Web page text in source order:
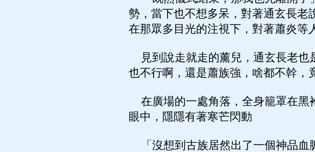
勢，當下也不想多呆，對著通玄長老
在那眾多目光的注視下，對著蕭炎等
見到說走就走的薰兒，通玄長老也
也不行啊，還是蕭族強，啥都不幹
在廣場的一處角落，全身籠罩在黑
眼中，隱隱有著寒芒閃動
「沒想到古族居然出了一個神品血